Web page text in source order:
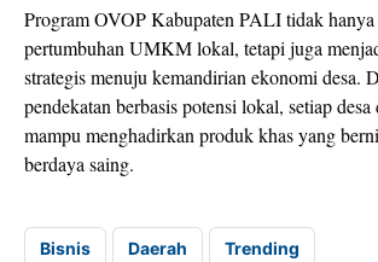
Program OVOP Kabupaten PALI tidak
pertumbuhan UMKM lokal, tetapi juga
strategis menuju kemandirian ekonomi desa.
pendekatan berbasis potensi lokal, setiap desa
mampu menghadirkan produk khas yang
berdaya saing.
Bisnis Daerah Trending